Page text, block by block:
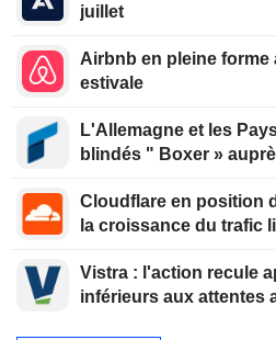
juillet
Airbnb en pleine
estivale
L'Allemagne et les
blindés " Boxer »
Cloudflare en position
la croissance du trafic
Vistra : l'action recule
inférieurs aux attentes